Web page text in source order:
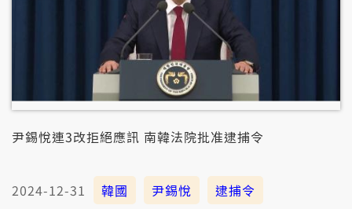
尹錫悅連3改拒絕應訊 南韓法院批准逮捕令
2024-12-31 韓國 尹錫悅 逮捕令